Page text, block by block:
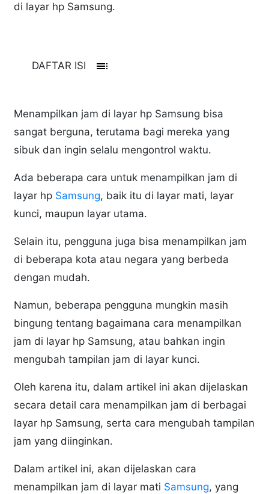
di layar hp Samsung.
DAFTAR ISI toc
Menampilkan jam di layar hp Samsung bisa
sangat berguna, terutama bagi mereka yang
sibuk dan ingin selalu mengontrol waktu.
Ada beberapa cara untuk menampilkan jam di
layar hp Samsung, baik itu di layar mati, layar
kunci, maupun layar utama.
Selain itu, pengguna juga bisa menampilkan jam
di beberapa kota atau negara yang berbeda
dengan mudah.
Namun, beberapa pengguna mungkin masih
bingung tentang bagaimana cara menampilkan
jam di layar hp Samsung, atau bahkan ingin
mengubah tampilan jam di layar kunci.
Oleh karena itu, dalam artikel ini akan dijelaskan
secara detail cara menampilkan jam di berbagai
layar hp Samsung, serta cara mengubah tampilan
jam yang diinginkan.
Dalam artikel ini, akan dijelaskan cara
menampilkan jam di layar mati Samsung, yang